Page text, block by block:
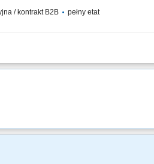
/ kontrakt B2B pełny etat
relacji biznesowych; Analiza potrzeb